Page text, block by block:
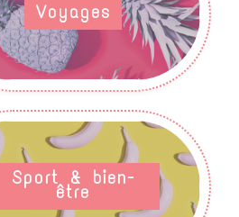
Voyages
Sport & bien-
être